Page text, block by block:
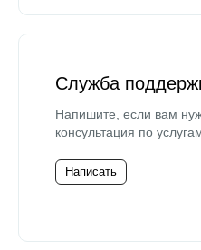
Служба
Напишите, если вам
консультация по
Написать